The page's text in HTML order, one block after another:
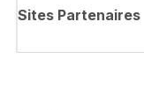
Sites Partenaires